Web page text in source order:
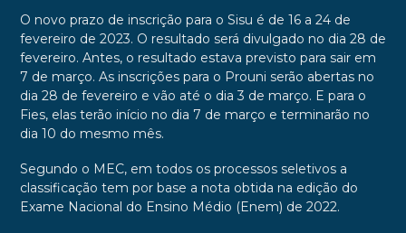
O novo prazo de inscrição para o Sisu é de 16 a 24 de
fevereiro de 2023. O resultado será divulgado no dia 28 de
fevereiro. Antes, o resultado estava previsto para sair em
7 de março. As inscrições para o Prouni serão abertas no
dia 28 de fevereiro e vão até o dia 3 de março. E para o
Fies, elas terão início no dia 7 de março e terminarão no
dia 10 do mesmo mês.
Segundo o MEC, em todos os processos seletivos a
classificação tem por base a nota obtida na edição do
Exame Nacional do Ensino Médio (Enem) de 2022.